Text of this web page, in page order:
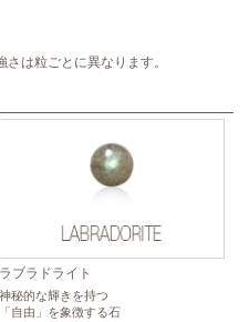
は粒ごとに異なります。
ラブラドライト
神秘的な輝きを持つ
「自由」を象徴する石